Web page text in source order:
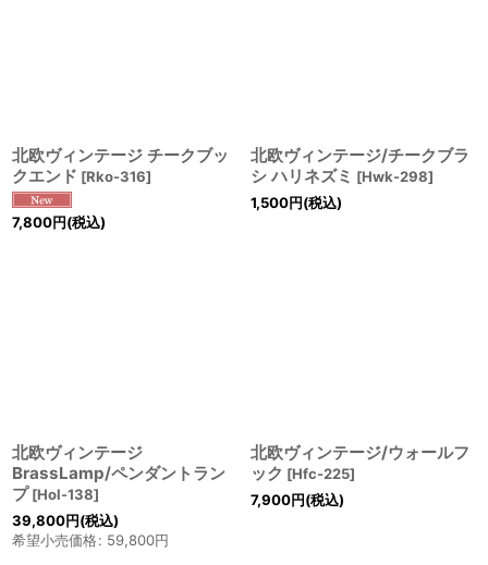
北欧ヴィンテージ チークブッ
クエンド [Rko-316]
7,800円(税込)
北欧ヴィンテージ/チークブラ
シ ハリネズミ [Hwk-298]
1,500円(税込)
北欧ヴィンテージ
BrassLamp/ペンダントラン
プ [Hol-138]
39,800円(税込)
希望小売価格: 59,800円
北欧ヴィンテージ/ウォールフ
ック [Hfc-225]
7,900円(税込)